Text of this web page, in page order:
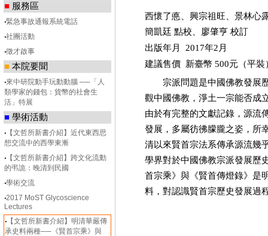
■ 服務區
‧緊急事故通報系統電話
‧社團活動
‧徵才啟事
■ 本院要聞
‧來中研院動手玩動動腦 ──「人
類學家的錢包：貨幣的社會生
活」特展
■ 學術活動
‧ 【文哲所新書介紹】近代東西思
想交流中的西學東漸
‧ 【文哲所新書介紹】跨文化流動
的弔詭：晚清到民國
‧學術交流
‧2017 MoST Glycoscience
Lectures
‧ 【文哲所新書介紹】明清華嚴傳
承史料兩種──《賢首宗乘》與
西懷了悳、興宗祖旺、景林心
簡凱廷 點校、廖肇亨 校訂
出版年月
2017年2月
建議售價 新臺幣 500元（平裝
宗派問題是中國佛教發展
觀中國佛教，淨土一宗能否成
由於有完整的文獻記錄，源流
發展，多屬彷彿朦朧之姿，所
清以來賢首宗法系傳承源流幾
學界對於中國佛教宗派發展歷
首宗乘》與《賢首傳燈錄》是
料，對認識賢首宗歷史發展過